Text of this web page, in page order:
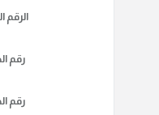
الرقم
رقم
رقم